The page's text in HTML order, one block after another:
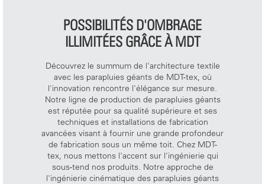
POSSIBILITÉS D'OMBRAGE
ILLIMITÉES GRÂCE À MDT
Découvrez le summum de l'architecture textile
avec les parapluies géants de MDT-tex, où
l'innovation rencontre l'élégance sur mesure.
Notre ligne de production de parapluies géants
est réputée pour sa qualité supérieure et ses
techniques et installations de fabrication
avancées visant à fournir une grande profondeur
de fabrication sous un même toit. Chez MDT-
tex, nous mettons l'accent sur l'ingénierie qui
sous-tend nos produits. Notre approche de
l'ingénierie cinématique des parapluies géants